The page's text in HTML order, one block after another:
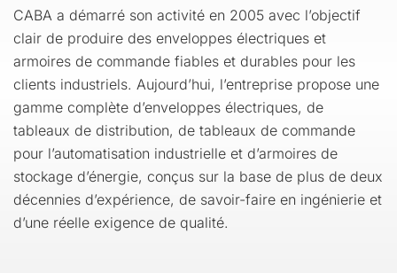
CABA a démarré son activité en 2005 avec l’objectif
clair de produire des enveloppes électriques et
armoires de commande fiables et durables pour les
clients industriels. Aujourd’hui, l’entreprise propose une
gamme complète d’enveloppes électriques, de
tableaux de distribution, de tableaux de commande
pour l’automatisation industrielle et d’armoires de
stockage d’énergie, conçus sur la base de plus de deux
décennies d’expérience, de savoir-faire en ingénierie et
d’une réelle exigence de qualité.